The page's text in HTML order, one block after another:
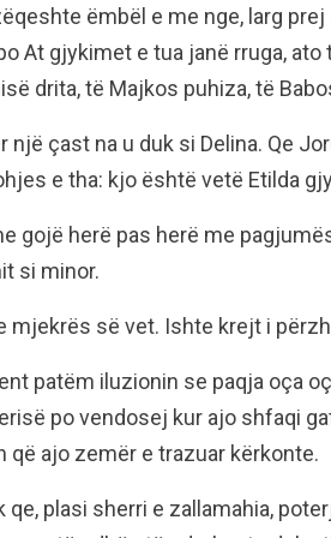
ëmbël e me nge, larg
At gjykimet e tua janë rruga,
drita, të Majkos puhiza, të
një çast na u duk si Delina. Qe
e tha: kjo është vetë Etilda
gojë herë pas herë me
si minor.
mjekrës së vet. Ishte krejt i
patëm iluzionin se paqja oça
po vendosej kur ajo shfaqi
që ajo zemër e trazuar kërkonte.
qe, plasi sherri e zallamahia,